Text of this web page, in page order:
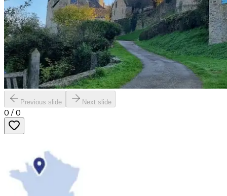
Previous slide Next slide
0 / 0